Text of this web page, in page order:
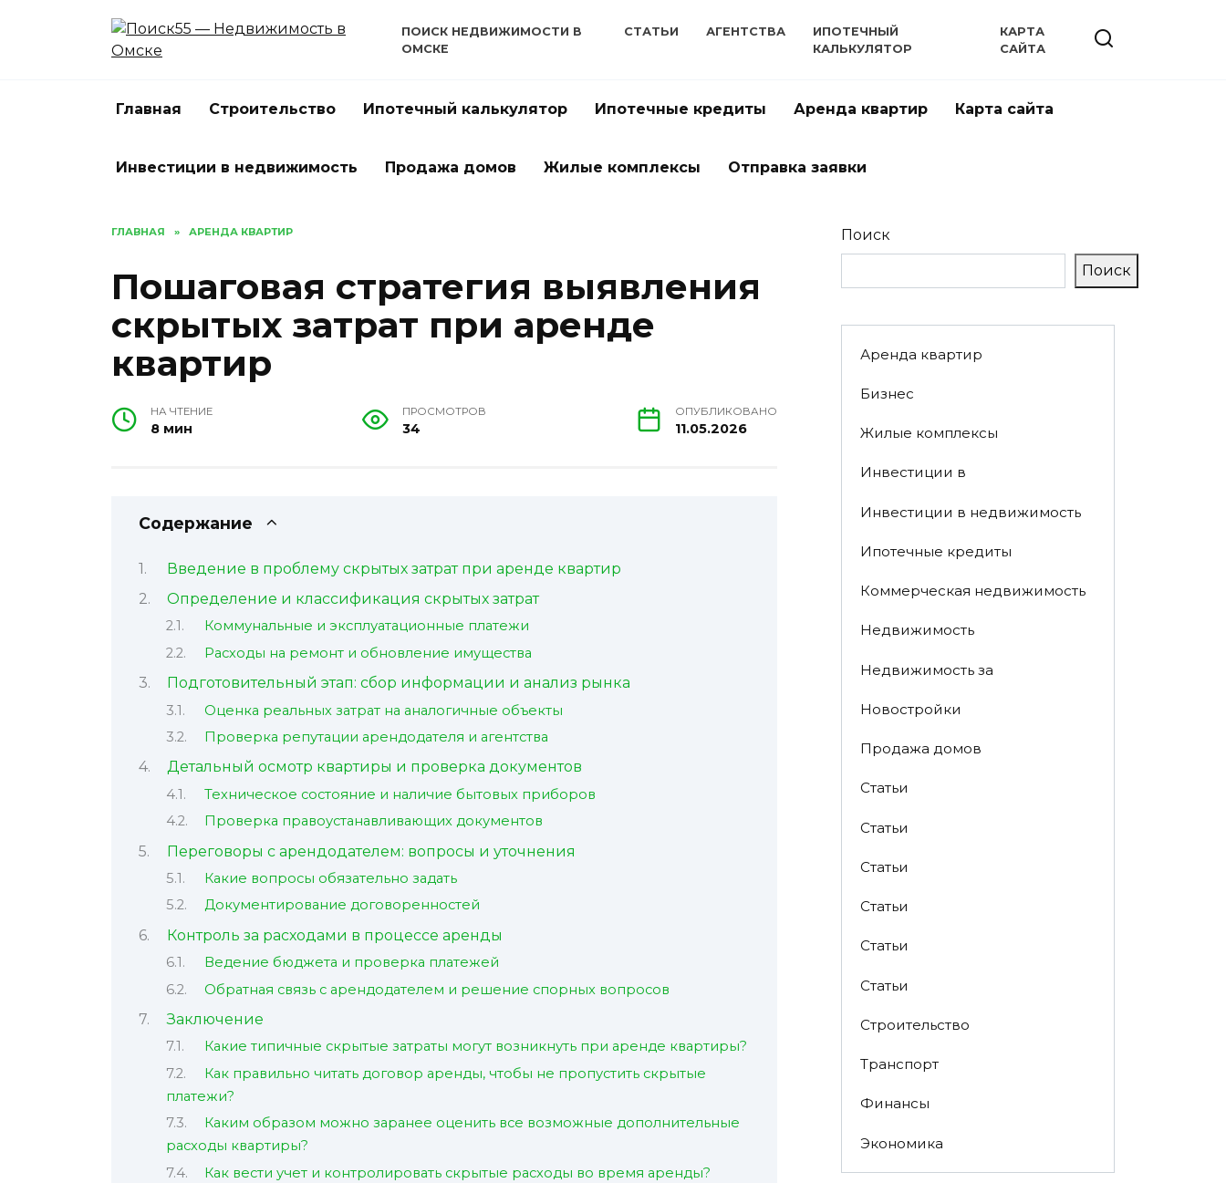
ПОИСК НЕДВИЖИМОСТИ В
ОМСКЕ
СТАТЬИ АГЕНТСТВА
ИПОТЕЧНЫЙ
КАЛЬКУЛЯТОР
КАРТА
САЙТА
Главная Строительство Ипотечный калькулятор Ипотечные кредиты Аренда квартир Карта сайта
Инвестиции в недвижимость Продажа домов Жилые комплексы Отправка заявки
ГЛАВНАЯ » АРЕНДА КВАРТИР
Пошаговая стратегия выявления
скрытых затрат при аренде
квартир
НА ЧТЕНИЕ
8 мин
ПРОСМОТРОВ
34
ОПУБЛИКОВАНО
11.05.2026
Содержание
Введение в проблему скрытых затрат при аренде квартир
Определение и классификация скрытых затрат
Коммунальные и эксплуатационные платежи
Расходы на ремонт и обновление имущества
Подготовительный этап: сбор информации и анализ рынка
Оценка реальных затрат на аналогичные объекты
Проверка репутации арендодателя и агентства
Детальный осмотр квартиры и проверка документов
Техническое состояние и наличие бытовых приборов
Проверка правоустанавливающих документов
Переговоры с арендодателем: вопросы и уточнения
Какие вопросы обязательно задать
Документирование договоренностей
Контроль за расходами в процессе аренды
Ведение бюджета и проверка платежей
Обратная связь с арендодателем и решение спорных вопросов
Заключение
Какие типичные скрытые затраты могут возникнуть при аренде квартиры?
Как правильно читать договор аренды, чтобы не пропустить скрытые
платежи?
Каким образом можно заранее оценить все возможные дополнительные
расходы квартиры?
Как вести учет и контролировать скрытые расходы во время аренды?
Поиск
Поиск
Аренда квартир
Бизнес
Жилые комплексы
Инвестиции в
Инвестиции в недвижимость
Ипотечные кредиты
Коммерческая недвижимость
Недвижимость
Недвижимость за
Новостройки
Продажа домов
Статьи
Статьи
Статьи
Статьи
Статьи
Статьи
Строительство
Транспорт
Финансы
Экономика